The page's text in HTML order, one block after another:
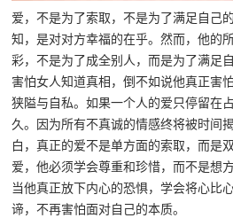
爱，不是为了索取，不是为了满足自己
知，是对对方幸福的在乎。然而，他的
彩，不是为了成全别人，而是为了满足
害怕女人知道真相，倒不如说他真正害
狭隘与自私。如果一个人的爱只停留在
久。因为所有不真诚的情感终将被时间
白，真正的爱不是单方面的索取，而是
爱，他必须学会尊重和珍惜，而不是想
当他真正放下内心的恐惧，学会将心比
谛，不再害怕面对自己的本质。